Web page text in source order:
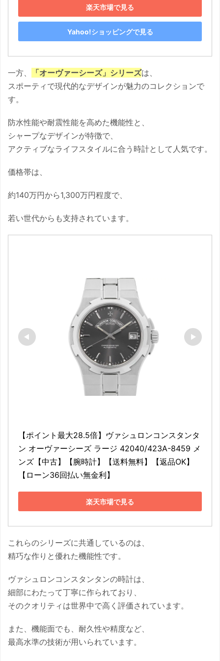
楽天市場で見る
Yahoo!ショッピングで見る
一方、 「オーヴァーシーズ」シリーズは、
スポーティで現代的なデザインが魅力のコレクションで
す。
防水性能や耐震性能を高めた機能性と、
シャープなデザインが特徴で、
アクティブなライフスタイルに合う時計として人気です。
価格帯は、
約140万円から1,300万円程度で、
若い世代からも支持されています。
【ポイント最大28.5倍】ヴァシュロンコンスタンタ
ン オーヴァーシーズ ラージ 42040/423A-8459 メ
ンズ【中古】【腕時計】【送料無料】【返品OK】
【ローン36回払い無金利】
楽天市場で見る
これらのシリーズに共通しているのは、
精巧な作りと優れた機能性です。
ヴァシュロンコンスタンタンの時計は、
細部にわたって丁寧に作られており、
そのクオリティは世界中で高く評価されています。
また、機能面でも、耐久性や精度など、
最高水準の技術が用いられています。